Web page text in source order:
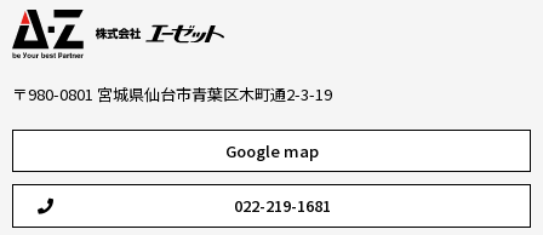
〒980-0801 宮城県仙台市青葉区木町通2-3-19
Google map
022-219-1681